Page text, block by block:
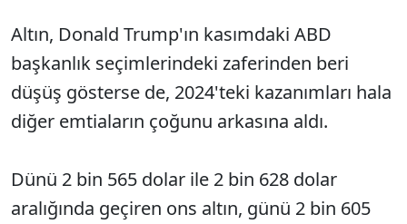
Altın, Donald Trump'ın kasımdaki ABD
başkanlık seçimlerindeki zaferinden beri
düşüş gösterse de, 2024'teki kazanımları hala
diğer emtiaların çoğunu arkasına aldı.
Dünü 2 bin 565 dolar ile 2 bin 628 dolar
aralığında geçiren ons altın, günü 2 bin 605